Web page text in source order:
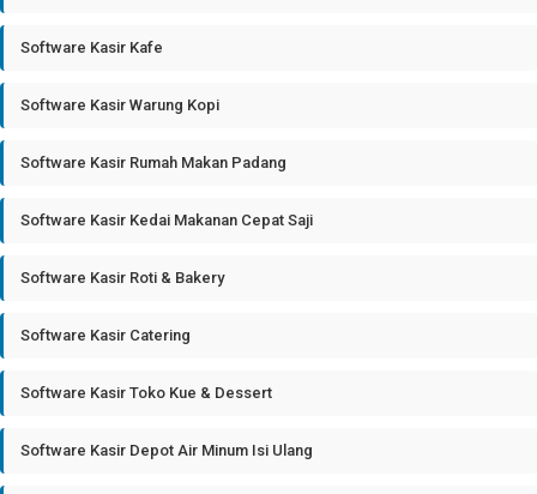
Software Kasir Kafe
Software Kasir Warung Kopi
Software Kasir Rumah Makan Padang
Software Kasir Kedai Makanan Cepat Saji
Software Kasir Roti & Bakery
Software Kasir Catering
Software Kasir Toko Kue & Dessert
Software Kasir Depot Air Minum Isi Ulang